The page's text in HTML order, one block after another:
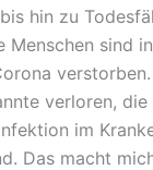
hin zu
Menschen sind
verloren, die
im
Das macht